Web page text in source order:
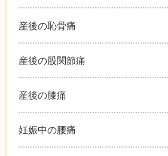
産後の恥骨痛
産後の股関節痛
産後の膝痛
妊娠中の腰痛